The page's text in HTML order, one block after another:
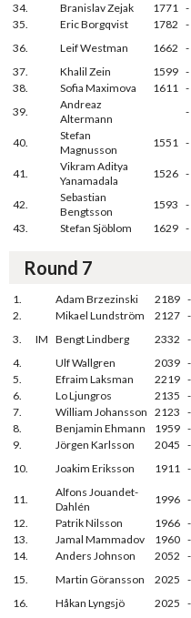
34.
Branislav Zejak 1771 -
35.
Eric Borgqvist 1782 -
36.
Leif Westman 1662 -
37.
Khalil Zein 1599 -
38.
Sofia Maximova 1611 -
39.
Andreaz
Altermann
-
40.
Stefan
Magnusson
1551 -
41.
Vikram Aditya
Yanamadala
1526 -
42.
Sebastian
Bengtsson
1593 -
43.
Stefan Sjöblom 1629 -
Round 7
1. Adam Brzezinski 2189 -
2.
Mikael Lundström 2127 -
3.
IM Bengt Lindberg 2332 -
4.
Ulf Wallgren 2039 -
5.
Efraim Laksman 2219 -
6.
Lo Ljungros 2135 -
7.
William Johansson 2123 -
8.
Benjamin Ehmann 1959 -
9.
Jörgen Karlsson 2045 -
10.
Joakim Eriksson 1911 -
11.
Alfons Jouandet-
Dahlén
1996 -
12.
Patrik Nilsson 1966 -
13.
Jamal Mammadov 1960 -
14.
Anders Johnson 2052 -
15.
Martin Göransson 2025 -
16.
Håkan Lyngsjö 2025 -